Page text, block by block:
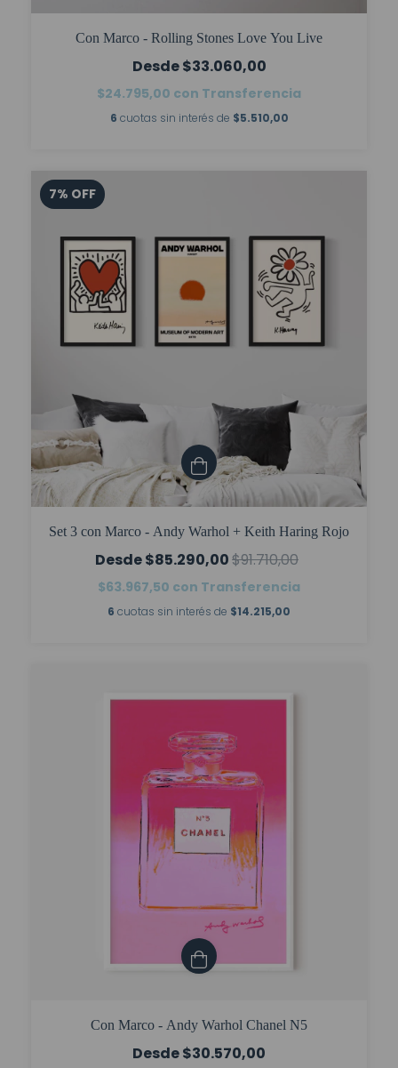
Con Marco - Rolling Stones Love You Live
$33.060,00
$24.795,00 con Transferencia
6 cuotas sin interés de $5.510,00
7% OFF
Set 3 con Marco - Andy Warhol + Keith Haring Rojo
$85.290,00$91.710,00
$63.967,50 con Transferencia
6 cuotas sin interés de $14.215,00
Con Marco - Andy Warhol Chanel N5
$30.570,00